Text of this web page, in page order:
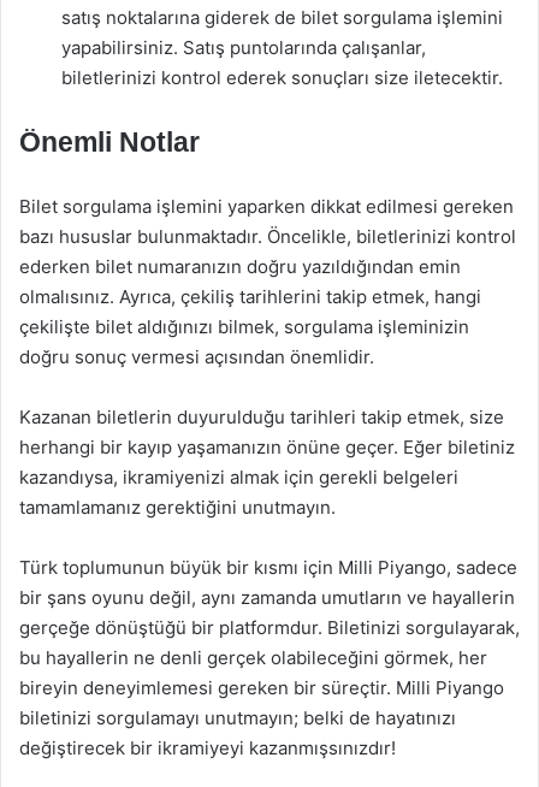
satış noktalarına giderek de bilet sorgulama işlemini
yapabilirsiniz. Satış puntolarında çalışanlar,
biletlerinizi kontrol ederek sonuçları size iletecektir.
Önemli Notlar
Bilet sorgulama işlemini yaparken dikkat edilmesi gereken
bazı hususlar bulunmaktadır. Öncelikle, biletlerinizi kontrol
ederken bilet numaranızın doğru yazıldığından emin
olmalısınız. Ayrıca, çekiliş tarihlerini takip etmek, hangi
çekilişte bilet aldığınızı bilmek, sorgulama işleminizin
doğru sonuç vermesi açısından önemlidir.
Kazanan biletlerin duyurulduğu tarihleri takip etmek, size
herhangi bir kayıp yaşamanızın önüne geçer. Eğer biletiniz
kazandıysa, ikramiyenizi almak için gerekli belgeleri
tamamlamanız gerektiğini unutmayın.
Türk toplumunun büyük bir kısmı için Milli Piyango, sadece
bir şans oyunu değil, aynı zamanda umutların ve hayallerin
gerçeğe dönüştüğü bir platformdur. Biletinizi sorgulayarak,
bu hayallerin ne denli gerçek olabileceğini görmek, her
bireyin deneyimlemesi gereken bir süreçtir. Milli Piyango
biletinizi sorgulamayı unutmayın; belki de hayatınızı
değiştirecek bir ikramiyeyi kazanmışsınızdır!